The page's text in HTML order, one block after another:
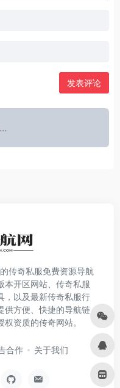
发表评论
传奇私服免费资源导航
本开区网站、传奇私服
，以及最新传奇私服行
供方便、快捷的导航链
资质的传奇网站。
合作 关于我们